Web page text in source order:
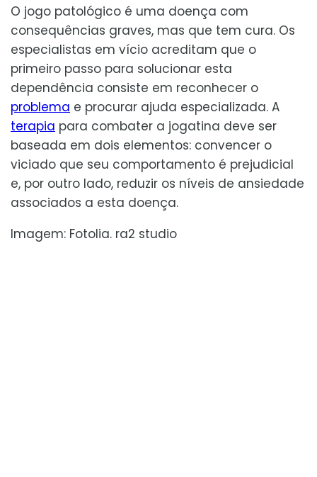
O jogo patológico é uma doença com
consequências graves, mas que tem cura. Os
especialistas em vício acreditam que o
primeiro passo para solucionar esta
dependência consiste em reconhecer o
problema e procurar ajuda especializada. A
terapia para combater a jogatina deve ser
baseada em dois elementos: convencer o
viciado que seu comportamento é prejudicial
e, por outro lado, reduzir os níveis de ansiedade
associados a esta doença.
Imagem: Fotolia. ra2 studio